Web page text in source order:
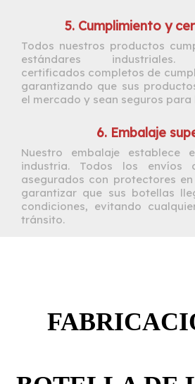
5. Cumplimiento y
Todos nuestros productos
estándares industriales.
certificados completos de
garantizando que sus
el mercado y sean seguros
6. Embalaje
Nuestro embalaje establece
industria. Todos los envíos
asegurados con protectores
garantizar que sus botellas
condiciones, evitando
tránsito.